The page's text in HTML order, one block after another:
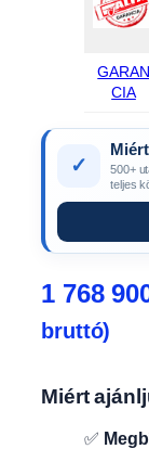
GARAN
CIA
✓
500+
teljes
1 768
bruttó)
Miért
✅